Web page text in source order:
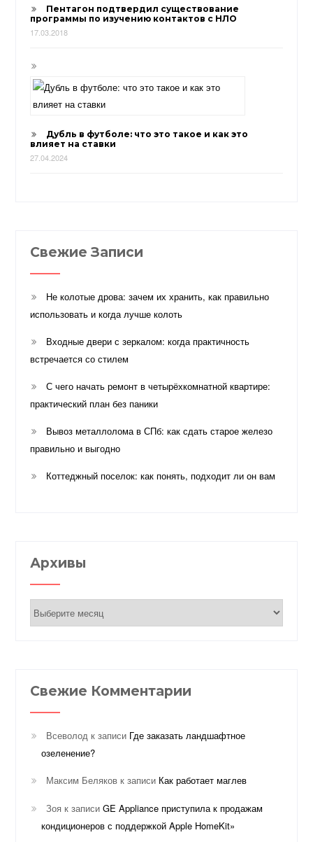
Пентагон подтвердил существование
программы по изучению контактов с НЛО
17.03.2018
Дубль в футболе: что это такое и как это
влияет на ставки
27.04.2024
Свежие Записи
Не колотые дрова: зачем их хранить, как правильно
использовать и когда лучше колоть
Входные двери с зеркалом: когда практичность
встречается со стилем
С чего начать ремонт в четырёхкомнатной квартире:
практический план без паники
Вывоз металлолома в СПб: как сдать старое железо
правильно и выгодно
Коттеджный поселок: как понять, подходит ли он вам
Архивы
Архивы
Свежие Комментарии
Всеволод к записи Где заказать ландшафтное
озеленение?
Максим Беляков к записи Как работает маглев
Зоя к записиGE Appliance приступила к продажам
кондиционеров с поддержкой Apple HomeKit»